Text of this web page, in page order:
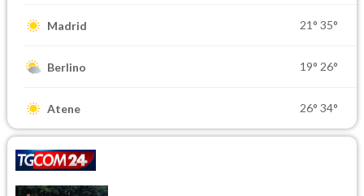
Madrid 21° 35°
Berlino 19° 26°
Atene 26° 34°